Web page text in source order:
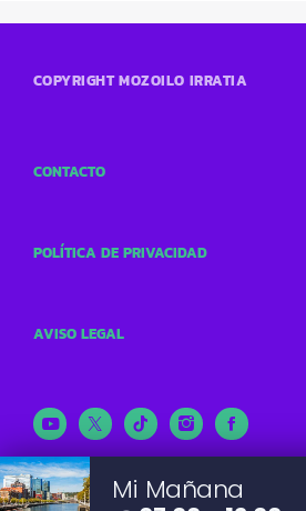
Mi Mañana
COPYRIGHT MOZOILO IRRATIA
CONTACTO
POLÍTICA DE PRIVACIDAD
AVISO LEGAL